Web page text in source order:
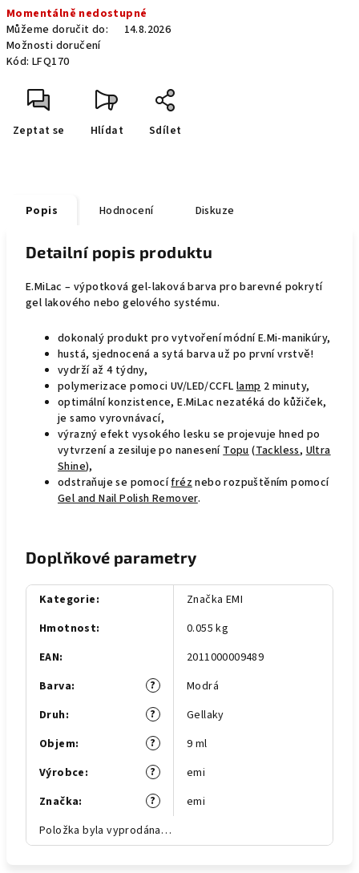
cena:
Momentálně nedostupné
Můžeme doručit do:
14.8.2026
Možnosti doručení
Kód: LFQ170
Zeptat se Hlídat Sdílet
Popis Hodnocení Diskuze
Detailní popis produktu
E.MiLac – výpotková gel-laková barva pro barevné pokrytí
gel lakového nebo gelového systému.
dokonalý produkt pro vytvoření módní E.Mi-manikúry,
hustá, sjednocená a sytá barva už po první vrstvě!
vydrží až 4 týdny,
polymerizace pomoci UV/LED/CCFLlamp2 minuty,
optimální konzistence, E.MiLac nezatéká do kůžiček,
je samo vyrovnávací,
výrazný efekt vysokého lesku se projevuje hned po
vytvrzení a zesiluje po naneseníTopu(Tackless,Ultra
Shine),
odstraňuje se pomocífréznebo rozpuštěním pomocí
Gel and Nail Polish Remover.
Doplňkové parametry
Kategorie:
Značka EMI
Hmotnost:
0.055 kg
EAN:
2011000009489
?
Barva:
Modrá
?
Druh:
Gellaky
?
Objem:
9 ml
?
Výrobce:
emi
?
Značka:
emi
Položka byla vyprodána…